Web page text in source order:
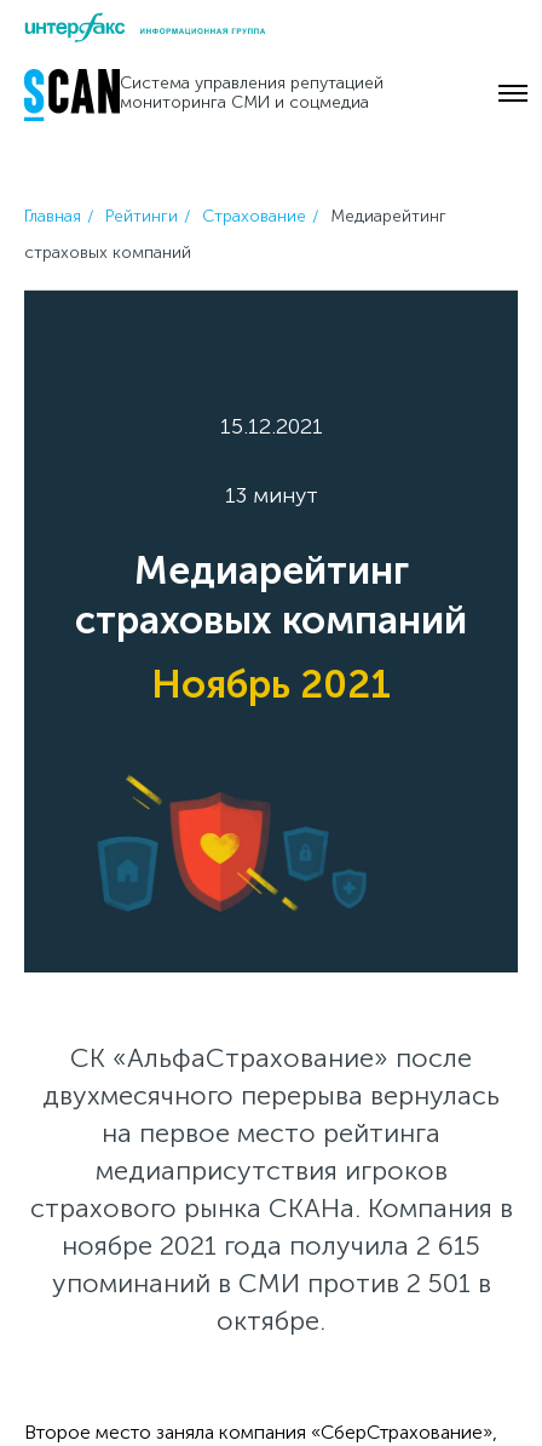
Skip
content
Система управления репутацией
мониторинга СМИ и соцмедиа
Главная Рейтинги Страхование
Медиарейтинг
страховых компаний
15.12.2021
13 минут
Медиарейтинг
страховых компаний
Ноябрь 2021
СК «АльфаСтрахование» после
двухмесячного перерыва вернулась
на первое место рейтинга
медиаприсутствия игроков
страхового рынка СКАНа. Компания в
ноябре 2021 года получила 2 615
упоминаний в СМИ против 2 501 в
октябре.
Второе место заняла компания «СберСтрахование»,